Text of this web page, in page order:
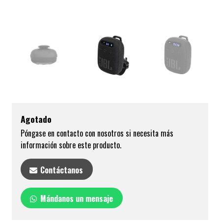
Agotado
Póngase en contacto con nosotros si necesita más
información sobre este producto.
Contáctanos
Mándanos un mensaje